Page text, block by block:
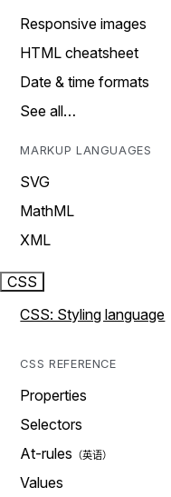
Responsive images
HTML cheatsheet
Date & time formats
See all…
MARKUP LANGUAGES
SVG
MathML
XML
CSS
CSS: Styling language
CSS REFERENCE
Properties
Selectors
At-rules
Values